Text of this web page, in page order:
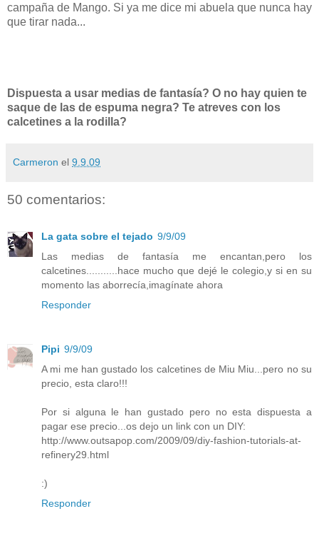
campaña de Mango. Si ya me dice mi abuela que nunca hay
que tirar nada...
Dispuesta a usar medias de fantasía? O no hay quien te
saque de las de espuma negra? Te atreves con los
calcetines a la rodilla?
Carmeron el 9.9.09
50 comentarios:
La gata sobre el tejado 9/9/09
Las medias de fantasía me encantan,pero los
calcetines...........hace mucho que dejé le colegio,y si en su
momento las aborrecía,imagínate ahora
Responder
Pipi 9/9/09
A mi me han gustado los calcetines de Miu Miu...pero no su
precio, esta claro!!!
Por si alguna le han gustado pero no esta dispuesta a
pagar ese precio...os dejo un link con un DIY:
http://www.outsapop.com/2009/09/diy-fashion-tutorials-at-
refinery29.html
:)
Responder